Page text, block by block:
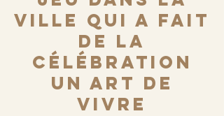
ville qui a fait
de la
célébration
un art de
vivre